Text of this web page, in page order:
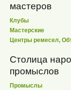
мастеров
Клубы
Мастерские
Центры ремесел,
Столица
промыслов
Промыслы